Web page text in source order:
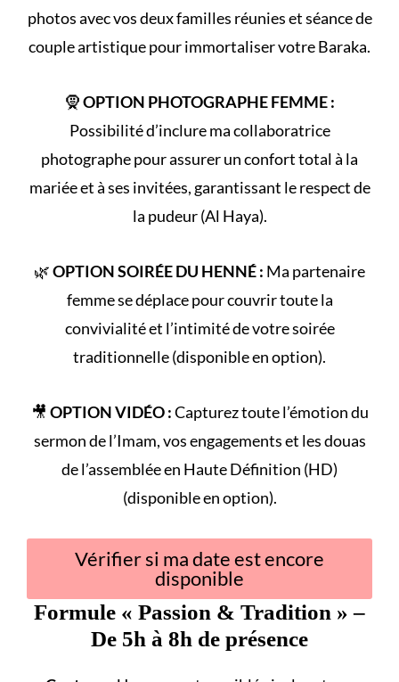
photos avec vos deux familles réunies et séance de
couple artistique pour immortaliser votre Baraka.
🧕OPTION PHOTOGRAPHE FEMME :
Possibilité d’inclure ma collaboratrice
photographe pour assurer un confort total à la
mariée et à ses invitées, garantissant le respect de
la pudeur (Al Haya).
🌿OPTION SOIRÉE DU HENNÉ : Ma partenaire
femme se déplace pour couvrir toute la
convivialité et l’intimité de votresoirée
traditionnelle(disponible en option).
🎥 OPTION VIDÉO :Capturez toute l’émotion du
sermon de l’Imam, vos engagements et les douas
de l’assemblée en Haute Définition (HD)
(disponible en option).
Vérifier si ma date est encore
disponible
Formule « Passion & Tradition » –
De 5h à 8h de présence